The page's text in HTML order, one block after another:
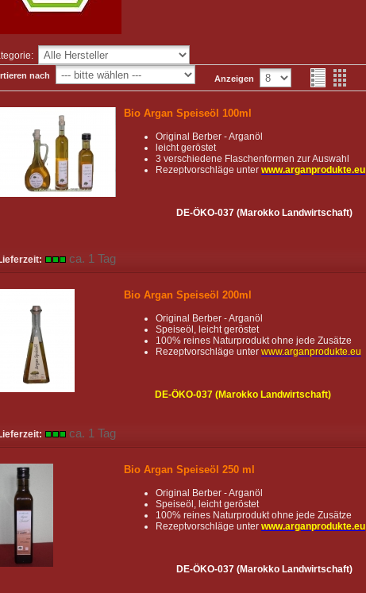
nach Anzeigen
Bio Argan Speiseöl 100ml
Original Berber - Arganöl
leicht geröstet
3 verschiedene Flaschenformen zur Auswahl
Rezeptvorschläge unter www.arganprodukte.eu
DE-ÖKO-037 (Marokko Landwirtschaft)
ca. 1 Tag
Bio Argan Speiseöl 200ml
Original Berber - Arganöl
Speiseöl, leicht geröstet
100% reines Naturprodukt ohne jede Zusätze
Rezeptvorschläge unter www.arganprodukte.eu
DE-ÖKO-037 (Marokko Landwirtschaft)
ca. 1 Tag
Bio Argan Speiseöl 250 ml
Original Berber - Arganöl
Speiseöl, leicht geröstet
100% reines Naturprodukt ohne jede Zusätze
Rezeptvorschläge unter www.arganprodukte.eu
DE-ÖKO-037 (Marokko Landwirtschaft)